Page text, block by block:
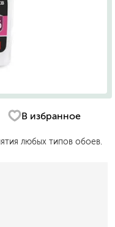
В избранное
любых типов обоев.